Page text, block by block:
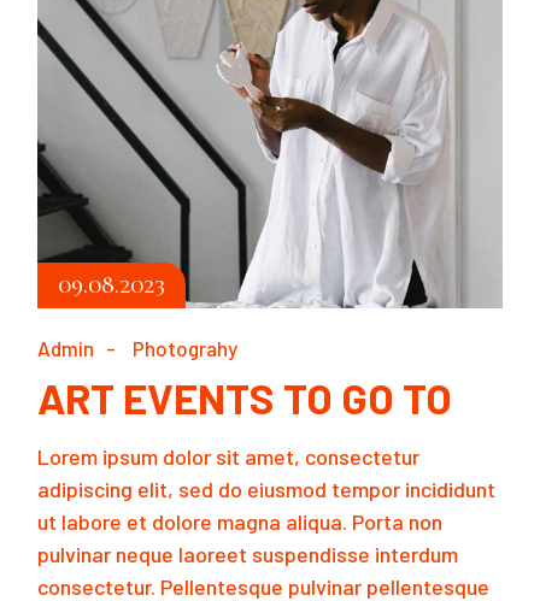
09.08.2023
Admin Photograhy
ART EVENTS TO GO TO
Lorem ipsum dolor sit amet, consectetur
adipiscing elit, sed do eiusmod tempor incididunt
ut labore et dolore magna aliqua. Porta non
pulvinar neque laoreet suspendisse interdum
consectetur. Pellentesque pulvinar pellentesque